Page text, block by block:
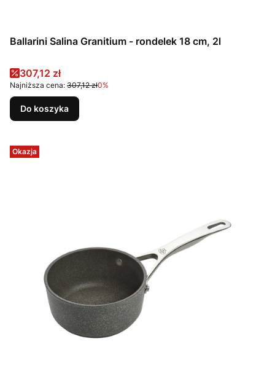
Ballarini Salina Granitium - rondelek 18 cm, 2l
Cena promocyjna
307,12 zł
Najniższa cena: 307,12 zł0%
Do koszyka
Okazja